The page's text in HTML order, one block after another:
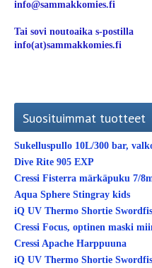
info@sammakkomies.fi
Tai sovi noutoaika s-postilla
info(at)sammakkomies.fi
Suosituimmat tuotteet
Sukelluspullo 10L/300 bar,
Dive Rite 905 EXP
Cressi Fisterra märkäpuku 7/
Aqua Sphere Stingray kids
iQ UV Thermo Shortie
Cressi Focus, optinen maski
Cressi Apache Harppuuna
iQ UV Thermo Shortie